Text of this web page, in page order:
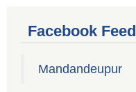
Facebook Feed
Mandandeupur